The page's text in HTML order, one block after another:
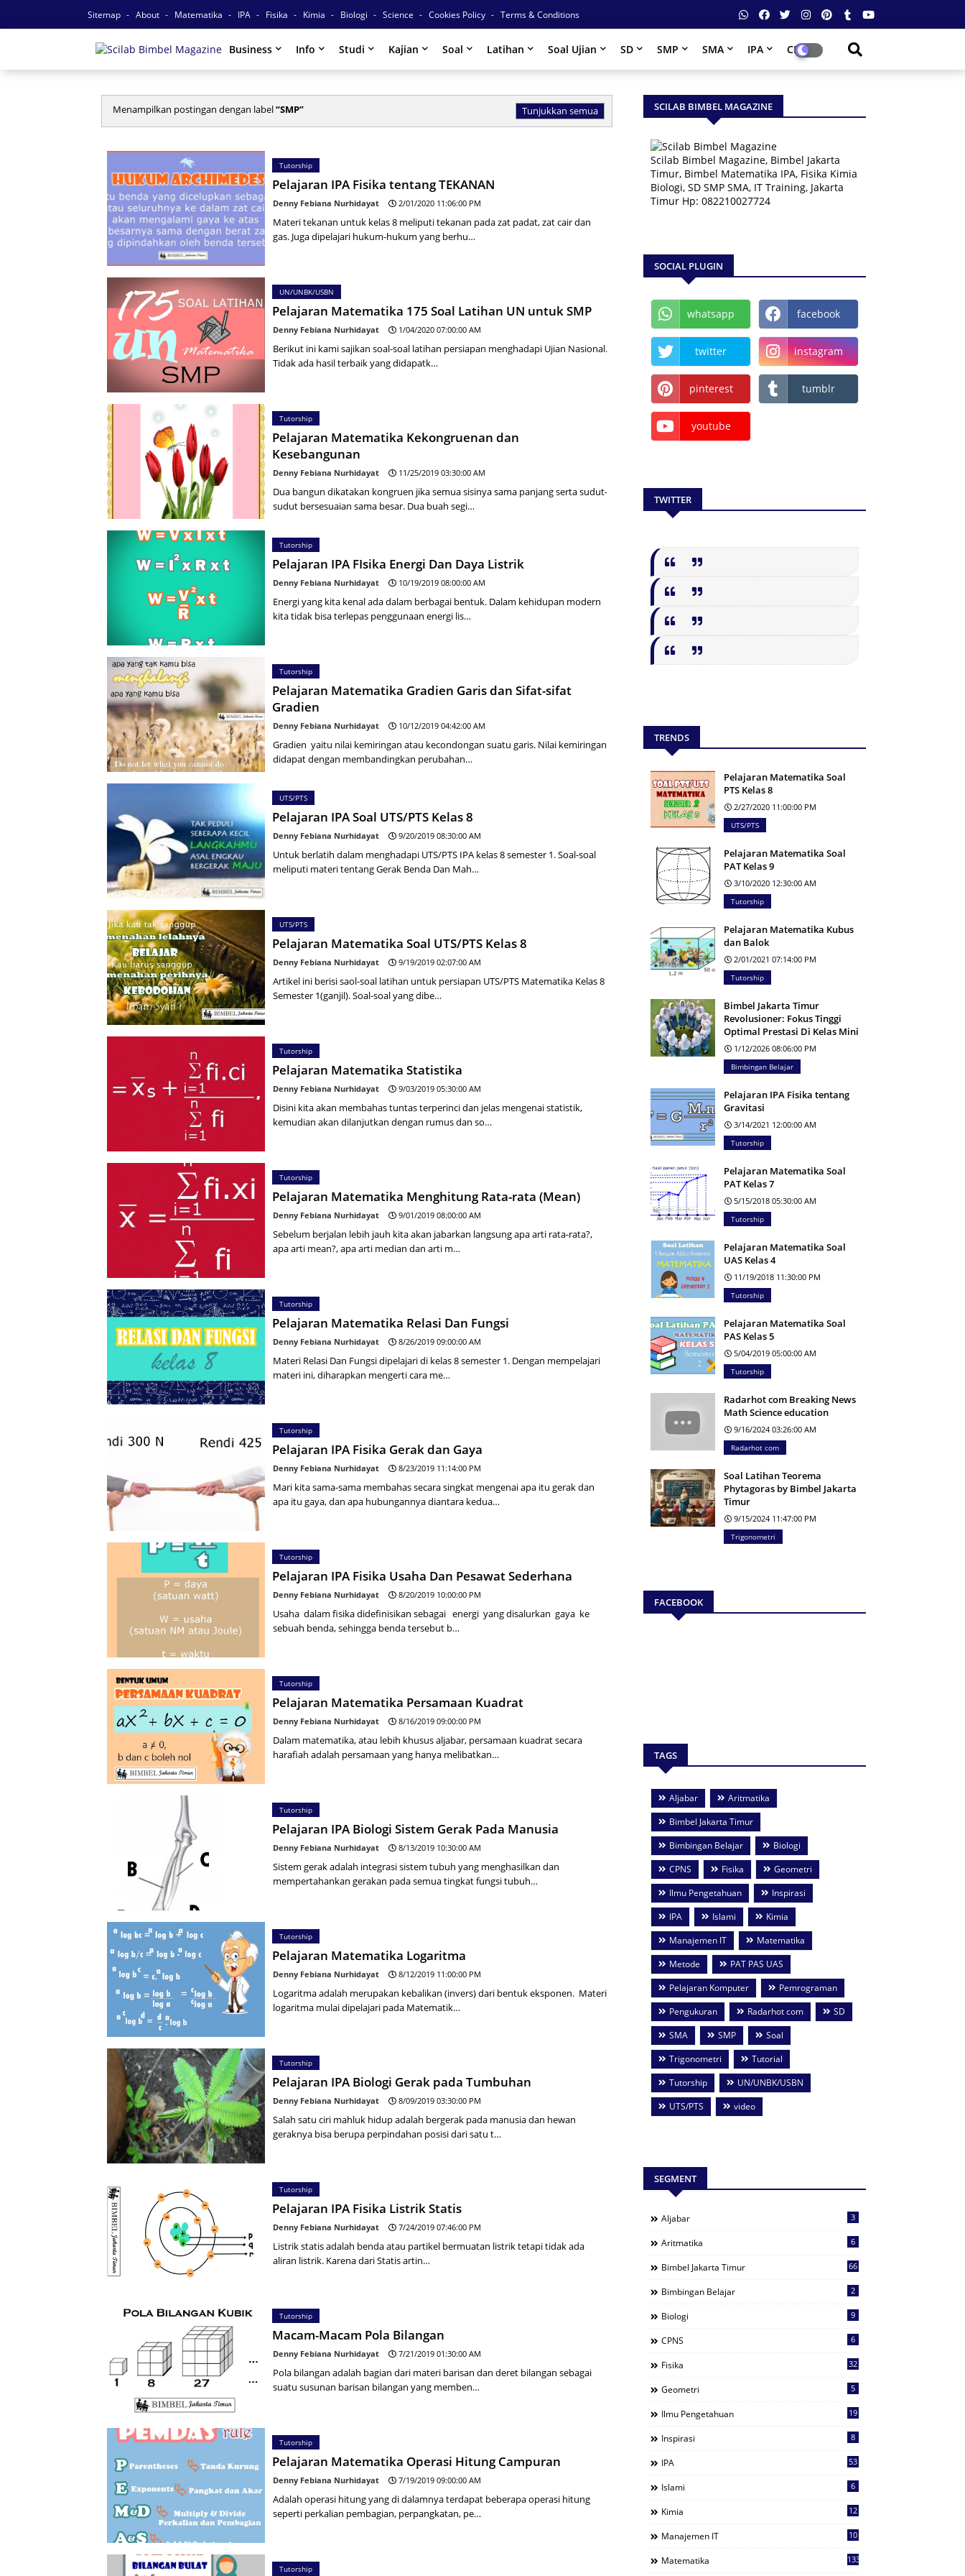
Sitemap About Matematika IPA Fisika Kimia Biologi Science Cookies Policy Terms & Conditions
Business Info Studi Kajian Soal Latihan Soal Ujian SD SMP SMA IPA CPNS
Menampilkan postingan dengan label SMP Tunjukkan semua
Tutorship
Pelajaran IPA Fisika tentang TEKANAN
Denny Febiana Nurhidayat 2/01/2020 11:06:00 PM
Materi tekanan untuk kelas 8 meliputi tekanan pada zat padat, zat cair dan
gas. Juga dipelajari hukum-hukum yang berhu…
UN/UNBK/USBN
Pelajaran Matematika 175 Soal Latihan UN untuk SMP
Denny Febiana Nurhidayat 1/04/2020 07:00:00 AM
Berikut ini kami sajikan soal-soal latihan persiapan menghadapi Ujian Nasional.
Tidak ada hasil terbaik yang didapatk…
Tutorship
Pelajaran Matematika Kekongruenan dan
Kesebangunan
Denny Febiana Nurhidayat 11/25/2019 03:30:00 AM
Dua bangun dikatakan kongruen jika semua sisinya sama panjang serta sudut-
sudut bersesuaian sama besar. Dua buah segi…
Tutorship
Pelajaran IPA FIsika Energi Dan Daya Listrik
Denny Febiana Nurhidayat 10/19/2019 08:00:00 AM
Energi yang kita kenal ada dalam berbagai bentuk. Dalam kehidupan modern
kita tidak bisa terlepas penggunaan energi lis…
Tutorship
Pelajaran Matematika Gradien Garis dan Sifat-sifat
Gradien
Denny Febiana Nurhidayat 10/12/2019 04:42:00 AM
Gradien yaitu nilai kemiringan atau kecondongan suatu garis. Nilai kemiringan
didapat dengan membandingkan perubahan…
UTS/PTS
Pelajaran IPA Soal UTS/PTS Kelas 8
Denny Febiana Nurhidayat 9/20/2019 08:30:00 AM
Untuk berlatih dalam menghadapi UTS/PTS IPA kelas 8 semester 1. Soal-soal
meliputi materi tentang Gerak Benda Dan Mah…
UTS/PTS
Pelajaran Matematika Soal UTS/PTS Kelas 8
Denny Febiana Nurhidayat 9/19/2019 02:07:00 AM
Artikel ini berisi saol-soal latihan untuk persiapan UTS/PTS Matematika Kelas 8
Semester 1(ganjil). Soal-soal yang dibe…
Tutorship
Pelajaran Matematika Statistika
Denny Febiana Nurhidayat 9/03/2019 05:30:00 AM
Disini kita akan membahas tuntas terperinci dan jelas mengenai statistik,
kemudian akan dilanjutkan dengan rumus dan so…
Tutorship
Pelajaran Matematika Menghitung Rata-rata (Mean)
Denny Febiana Nurhidayat 9/01/2019 08:00:00 AM
Sebelum berjalan lebih jauh kita akan jabarkan langsung apa arti rata-rata?,
apa arti mean?, apa arti median dan arti m…
Tutorship
Pelajaran Matematika Relasi Dan Fungsi
Denny Febiana Nurhidayat 8/26/2019 09:00:00 AM
Materi Relasi Dan Fungsi dipelajari di kelas 8 semester 1. Dengan mempelajari
materi ini, diharapkan mengerti cara me…
Tutorship
Pelajaran IPA Fisika Gerak dan Gaya
Denny Febiana Nurhidayat 8/23/2019 11:14:00 PM
Mari kita sama-sama membahas secara singkat mengenai apa itu gerak dan
apa itu gaya, dan apa hubungannya diantara kedua…
Tutorship
Pelajaran IPA Fisika Usaha Dan Pesawat Sederhana
Denny Febiana Nurhidayat 8/20/2019 10:00:00 PM
Usaha dalam fisika didefinisikan sebagai energi yang disalurkan gaya ke
sebuah benda, sehingga benda tersebut b…
Tutorship
Pelajaran Matematika Persamaan Kuadrat
Denny Febiana Nurhidayat 8/16/2019 09:00:00 PM
Dalam matematika, atau lebih khusus aljabar, persamaan kuadrat secara
harafiah adalah persamaan yang hanya melibatkan…
Tutorship
Pelajaran IPA Biologi Sistem Gerak Pada Manusia
Denny Febiana Nurhidayat 8/13/2019 10:30:00 AM
Sistem gerak adalah integrasi sistem tubuh yang menghasilkan dan
mempertahankan gerakan pada semua tingkat fungsi tubuh…
Tutorship
Pelajaran Matematika Logaritma
Denny Febiana Nurhidayat 8/12/2019 11:00:00 PM
Logaritma adalah merupakan kebalikan (invers) dari bentuk eksponen. Materi
logaritma mulai dipelajari pada Matematik…
Tutorship
Pelajaran IPA Biologi Gerak pada Tumbuhan
Denny Febiana Nurhidayat 8/09/2019 03:30:00 PM
Salah satu ciri mahluk hidup adalah bergerak pada manusia dan hewan
geraknya bisa berupa perpindahan posisi dari satu t…
Tutorship
Pelajaran IPA Fisika Listrik Statis
Denny Febiana Nurhidayat 7/24/2019 07:46:00 PM
Listrik statis adalah benda atau partikel bermuatan listrik tetapi tidak ada
aliran listrik. Karena dari Statis artin…
Tutorship
Macam-Macam Pola Bilangan
Denny Febiana Nurhidayat 7/21/2019 01:30:00 AM
Pola bilangan adalah bagian dari materi barisan dan deret bilangan sebagai
suatu susunan barisan bilangan yang memben…
Tutorship
Pelajaran Matematika Operasi Hitung Campuran
Denny Febiana Nurhidayat 7/19/2019 09:00:00 AM
Adalah operasi hitung yang di dalamnya terdapat beberapa operasi hitung
seperti perkalian pembagian, perpangkatan, pe…
Tutorship
SCILAB BIMBEL MAGAZINE
Scilab Bimbel Magazine, Bimbel Jakarta
Timur, Bimbel Matematika IPA, Fisika Kimia
Biologi, SD SMP SMA, IT Training, Jakarta
Timur Hp: 082210027724
SOCIAL PLUGIN
whatsapp facebook
twitter instagram
pinterest tumblr
youtube
TWITTER
TRENDS
Pelajaran Matematika Soal
PTS Kelas 8
2/27/2020 11:00:00 PM
UTS/PTS
Pelajaran Matematika Soal
PAT Kelas 9
3/10/2020 12:30:00 AM
Tutorship
Pelajaran Matematika Kubus
dan Balok
2/01/2021 07:14:00 PM
Tutorship
Bimbel Jakarta Timur
Revolusioner: Fokus Tinggi
Optimal Prestasi Di Kelas Mini
1/12/2026 08:06:00 PM
Bimbingan Belajar
Pelajaran IPA Fisika tentang
Gravitasi
3/14/2021 12:00:00 AM
Tutorship
Pelajaran Matematika Soal
PAT Kelas 7
5/15/2018 05:30:00 AM
Tutorship
Pelajaran Matematika Soal
UAS Kelas 4
11/19/2018 11:30:00 PM
Tutorship
Pelajaran Matematika Soal
PAS Kelas 5
5/04/2019 05:00:00 AM
Tutorship
Radarhot com Breaking News
Math Science education
9/16/2024 03:26:00 AM
Radarhot com
Soal Latihan Teorema
Phytagoras by Bimbel Jakarta
Timur
9/15/2024 11:47:00 PM
Trigonometri
FACEBOOK
TAGS
Aljabar
Aritmatika
Bimbel Jakarta Timur
Bimbingan Belajar
Biologi
CPNS
Fisika
Geometri
Ilmu Pengetahuan
Inspirasi
IPA
Islami
Kimia
Manajemen IT
Matematika
Metode
PAT PAS UAS
Pelajaran Komputer
Pemrograman
Pengukuran
Radarhot com
SD
SMA
SMP
Soal
Trigonometri
Tutorial
Tutorship
UN/UNBK/USBN
UTS/PTS
video
SEGMENT
Aljabar 3
Aritmatika 6
Bimbel Jakarta Timur 66
Bimbingan Belajar 2
Biologi 9
CPNS 6
Fisika 32
Geometri 5
Ilmu Pengetahuan 19
Inspirasi 8
IPA 53
Islami 6
Kimia 12
Manajemen IT 10
Matematika 133